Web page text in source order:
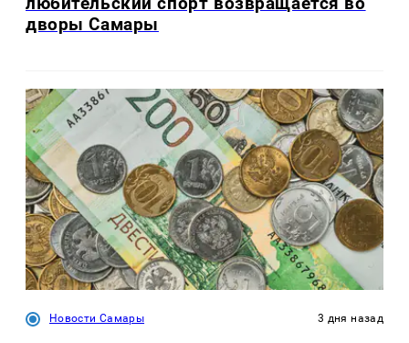
дворы Самары
Новости Самары 3 дня назад